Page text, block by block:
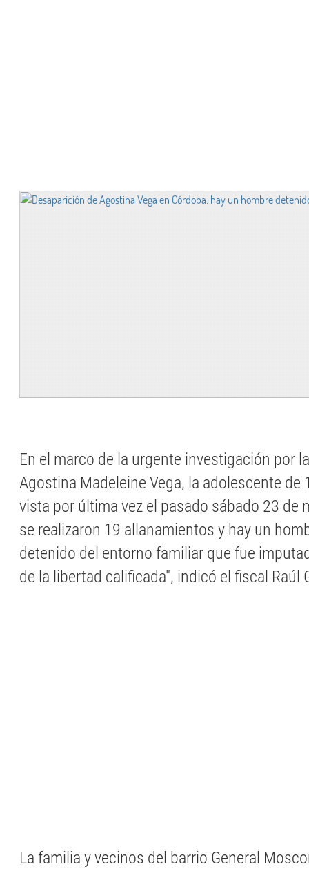
En el marco de la urgente investigación por
Agostina Madeleine Vega, la adolescente de
vista por última vez el pasado sábado 23 de
se realizaron 19 allanamientos y hay un
detenido del entorno familiar que fue
de la libertad calificada", indicó el fiscal Raúl
La familia y vecinos del barrio General